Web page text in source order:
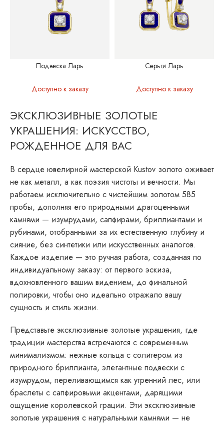
Подвеска Ларь
Доступно к заказу
Серьги Ларь
Доступно к заказу
ЭКСКЛЮЗИВНЫЕ ЗОЛОТЫЕ
УКРАШЕНИЯ: ИСКУССТВО,
РОЖДЕННОЕ ДЛЯ ВАС
В сердце ювелирной мастерской Kustov золото оживает
не как металл, а как поэзия чистоты и вечности. Мы
работаем исключительно с чистейшим золотом 585
пробы, дополняя его природными драгоценными
камнями — изумрудами, сапфирами, бриллиантами и
рубинами, отобранными за их естественную глубину и
сияние, без синтетики или искусственных аналогов.
Каждое изделие — это ручная работа, созданная по
индивидуальному заказу: от первого эскиза,
вдохновленного вашим видением, до финальной
полировки, чтобы оно идеально отражало вашу
сущность и стиль жизни.
Представьте эксклюзивные золотые украшения, где
традиции мастерства встречаются с современным
минимализмом: нежные кольца с солитером из
природного бриллианта, элегантные подвески с
изумрудом, переливающимся как утренний лес, или
браслеты с сапфировыми акцентами, дарящими
ощущение королевской грации. Эти эксклюзивные
золотые украшения с натуральными камнями — не